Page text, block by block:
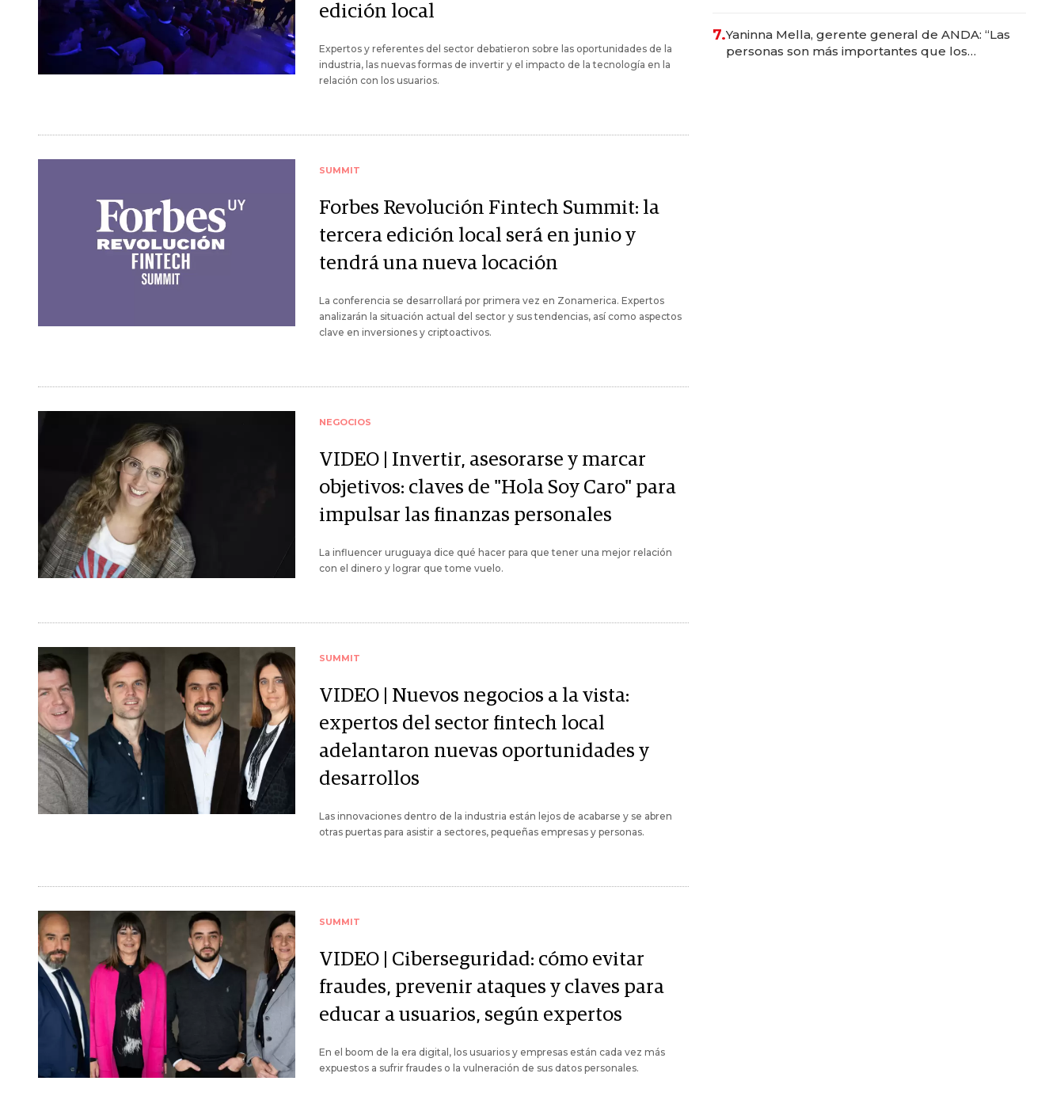
edición local
Expertos y referentes del sector debatieron sobre las oportunidades de la
industria, las nuevas formas de invertir y el impacto de la tecnología en la
relación con los usuarios.
SUMMIT
Forbes Revolución Fintech Summit: la
tercera edición local será en junio y
tendrá una nueva locación
La conferencia se desarrollará por primera vez en Zonamerica. Expertos
analizarán la situación actual del sector y sus tendencias, así como aspectos
clave en inversiones y criptoactivos.
NEGOCIOS
VIDEO | Invertir, asesorarse y marcar
objetivos: claves de "Hola Soy Caro" para
impulsar las finanzas personales
La influencer uruguaya dice qué hacer para que tener una mejor relación
con el dinero y lograr que tome vuelo.
SUMMIT
VIDEO | Nuevos negocios a la vista:
expertos del sector fintech local
adelantaron nuevas oportunidades y
desarrollos
Las innovaciones dentro de la industria están lejos de acabarse y se abren
otras puertas para asistir a sectores, pequeñas empresas y personas.
SUMMIT
VIDEO | Ciberseguridad: cómo evitar
fraudes, prevenir ataques y claves para
educar a usuarios, según expertos
En el boom de la era digital, los usuarios y empresas están cada vez más
expuestos a sufrir fraudes o la vulneración de sus datos personales.
7.Yaninna Mella, gerente general de ANDA: “Las
personas son más importantes que los